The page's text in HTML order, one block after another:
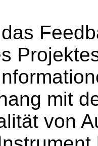
mit
von